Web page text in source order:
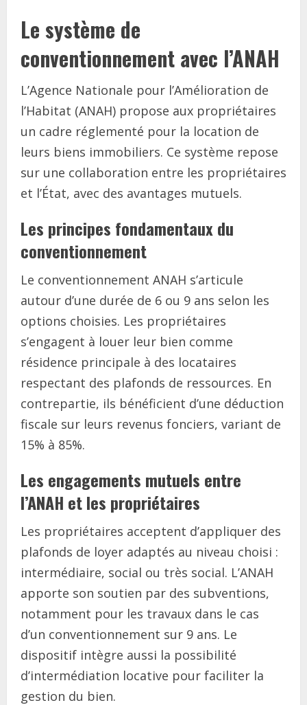
Le système de
conventionnement avec l’ANAH
L’Agence Nationale pour l’Amélioration de
l’Habitat (ANAH) propose aux propriétaires
un cadre réglementé pour la location de
leurs biens immobiliers. Ce système repose
sur une collaboration entre les propriétaires
et l’État, avec des avantages mutuels.
Les principes fondamentaux du
conventionnement
Le conventionnement ANAH s’articule
autour d’une durée de 6 ou 9 ans selon les
options choisies. Les propriétaires
s’engagent à louer leur bien comme
résidence principale à des locataires
respectant des plafonds de ressources. En
contrepartie, ils bénéficient d’une déduction
fiscale sur leurs revenus fonciers, variant de
15% à 85%.
Les engagements mutuels entre
l’ANAH et les propriétaires
Les propriétaires acceptent d’appliquer des
plafonds de loyer adaptés au niveau choisi :
intermédiaire, social ou très social. L’ANAH
apporte son soutien par des subventions,
notamment pour les travaux dans le cas
d’un conventionnement sur 9 ans. Le
dispositif intègre aussi la possibilité
d’intermédiation locative pour faciliter la
gestion du bien.